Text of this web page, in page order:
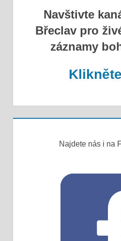
Navštivte
Břeclav pro
záznamy
Najdete nás i na